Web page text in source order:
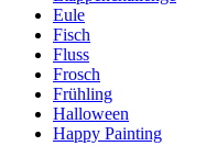
Eule
Fisch
Fluss
Frosch
Frühling
Halloween
Happy Painting